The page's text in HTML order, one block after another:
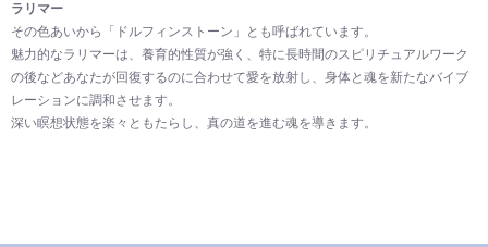
ラリマー
その色あいから「ドルフィンストーン」とも呼ばれています。
魅力的なラリマーは、養育的性質が強く、特に長時間のスピリチュアルワーク
の後などあなたが回復するのに合わせて愛を放射し、身体と魂を新たなバイブ
レーションに調和させます。
深い瞑想状態を楽々ともたらし、真の道を進む魂を導きます。